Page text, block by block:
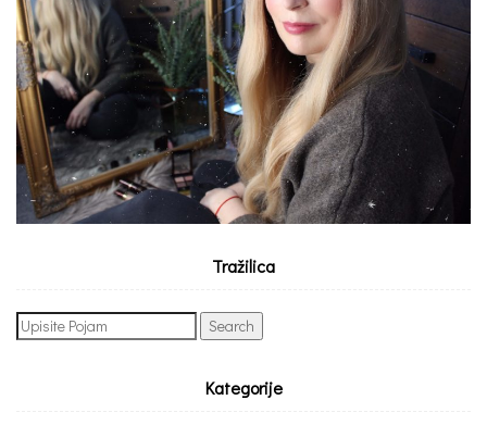
Tražilica
Search
for:
Kategorije